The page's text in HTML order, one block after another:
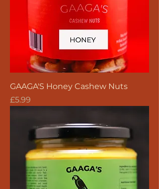
GAAGA'S Honey Cashew Nuts
價格
£5.99